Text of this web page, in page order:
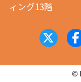
ィング13階
©